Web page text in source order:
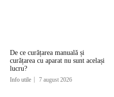
De ce curățarea manuală și
curățarea cu aparat nu sunt același
lucru?
Info utile 7 august 2026